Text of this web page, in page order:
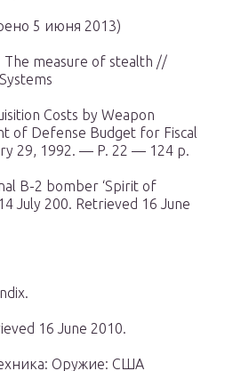
5 июня 2013)
The measure of stealth //
Costs by Weapon
of Defense Budget for Fiscal
29, 1992. — P. 22 — 124 p.
B-2 bomber ‘Spirit of
July 200. Retrieved 16 June
16 June 2010.
Оружие: США